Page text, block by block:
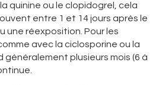
quinine ou le clopidogrel, cela
entre 1 et 14 jours après le
réexposition. Pour les
avec la ciclosporine ou la
généralement plusieurs mois (6 à